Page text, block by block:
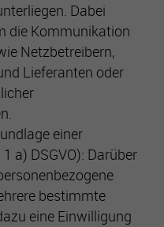
Dabei
die Kommunikation
Netzbetreibern,
Lieferanten oder
einer
a) DSGVO): Darüber
bestimmte
eine Einwilligung